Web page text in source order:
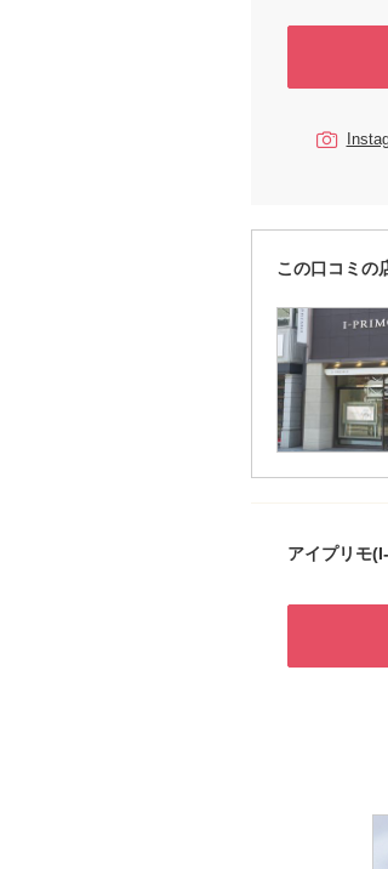
ます。アイプリ
この口コミの
アイプリモ